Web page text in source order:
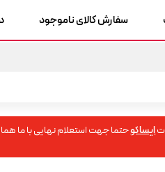
سفارش کالای ناموجود
ایساکوحتما جهت استعلام نهایی با ما